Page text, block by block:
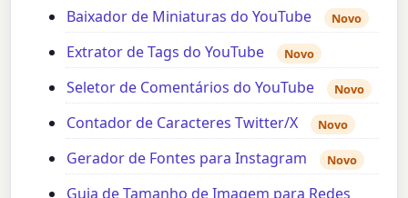
Baixador de Miniaturas do YouTube Novo
Extrator de Tags do YouTube Novo
Seletor de Comentários do YouTube Novo
Contador de Caracteres Twitter/X Novo
Gerador de Fontes para Instagram Novo
Guia de Tamanho de Imagem para Redes